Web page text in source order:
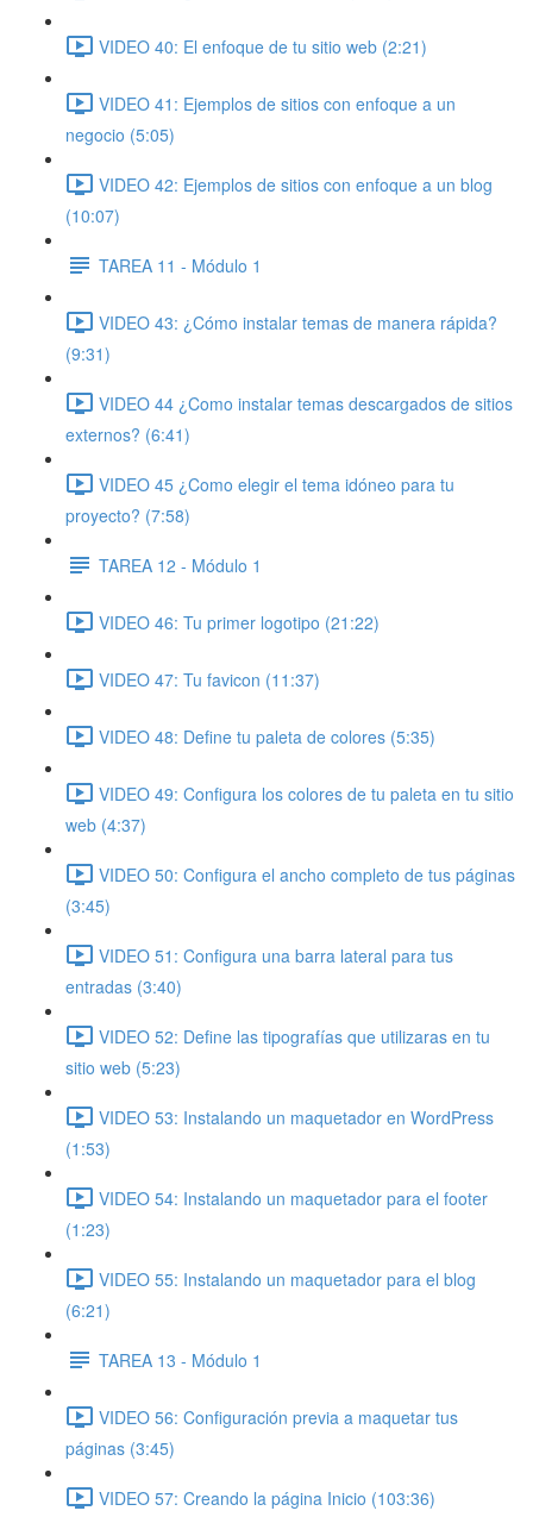
VIDEO 40: El enfoque de tu sitio web (2:21)
VIDEO 41: Ejemplos de sitios con enfoque a un
negocio (5:05)
VIDEO 42: Ejemplos de sitios con enfoque a un blog
(10:07)
TAREA 11 - Módulo 1
VIDEO 43: ¿Cómo instalar temas de manera rápida?
(9:31)
VIDEO 44 ¿Como instalar temas descargados de sitios
externos? (6:41)
VIDEO 45 ¿Como elegir el tema idóneo para tu
proyecto? (7:58)
TAREA 12 - Módulo 1
VIDEO 46: Tu primer logotipo (21:22)
VIDEO 47: Tu favicon (11:37)
VIDEO 48: Define tu paleta de colores (5:35)
VIDEO 49: Configura los colores de tu paleta en tu sitio
web (4:37)
VIDEO 50: Configura el ancho completo de tus páginas
(3:45)
VIDEO 51: Configura una barra lateral para tus
entradas (3:40)
VIDEO 52: Define las tipografías que utilizaras en tu
sitio web (5:23)
VIDEO 53: Instalando un maquetador en WordPress
(1:53)
VIDEO 54: Instalando un maquetador para el footer
(1:23)
VIDEO 55: Instalando un maquetador para el blog
(6:21)
TAREA 13 - Módulo 1
VIDEO 56: Configuración previa a maquetar tus
páginas (3:45)
VIDEO 57: Creando la página Inicio (103:36)